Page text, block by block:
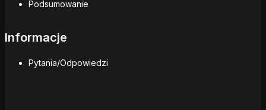
Podsumowanie
Informacje
Pytania/Odpowiedzi